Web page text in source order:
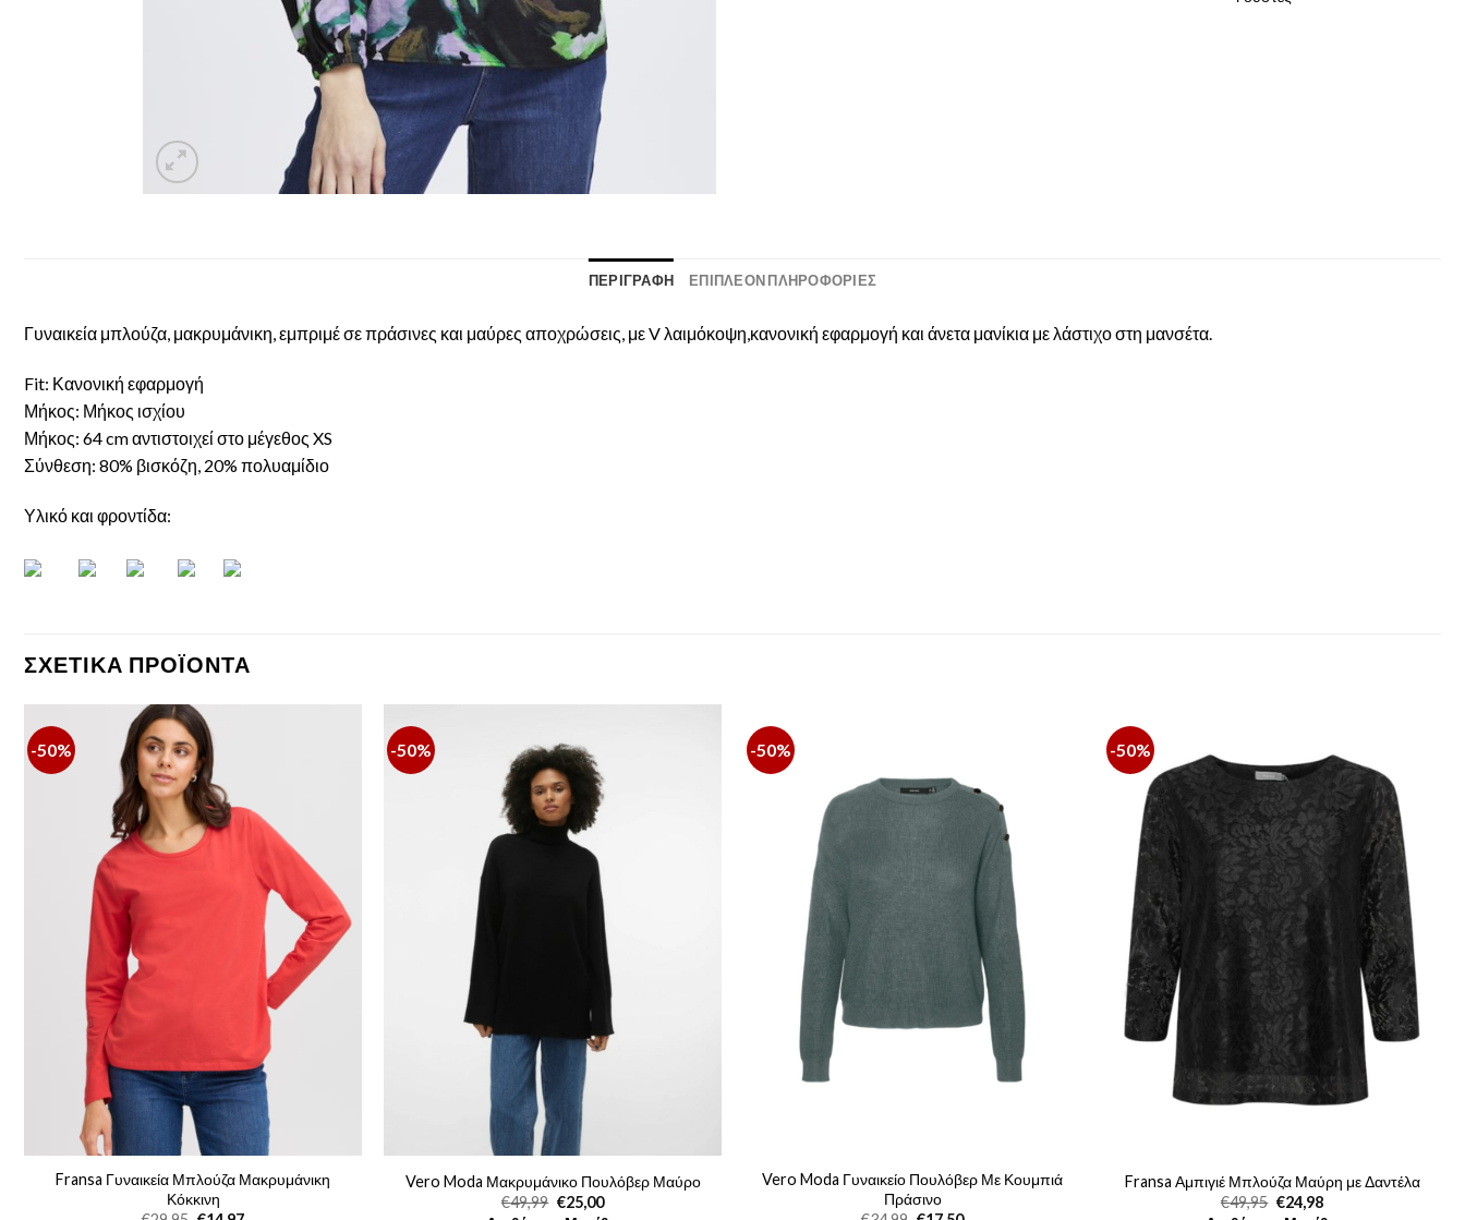
ΠΕΡΙΓΡΑΦΉ ΕΠΙΠΛΈΟΝ ΠΛΗΡΟΦΟΡΊΕΣ
Γυναικεία μπλούζα, μακρυμάνικη, εμπριμέ σε πράσινες και μαύρες αποχρώσεις, με V λαιμόκοψη,κανονική εφαρμογή και άνετα μανίκια με λάστιχο στη μανσέτα.
Fit: Κανονική εφαρμογή
Μήκος: Μήκος ισχίου
Μήκος: 64 cm αντιστοιχεί στο μέγεθος XS
Σύνθεση: 80% βισκόζη, 20% πολυαμίδιο
Υλικό και φροντίδα:
ΣΧΕΤΙΚΆ ΠΡΟΪΌΝΤΑ
-50%
Fransa Γυναικεία Μπλούζα Μακρυμάνικη
Κόκκινη
-50%
Vero Moda Μακρυμάνικο Πουλόβερ Μαύρο
€49,99 Original
price
€25,00Η
τρέχουσα
-50%
Vero Moda Γυναικείο Πουλόβερ Με Κουμπιά
Πράσινο
-50%
Fransa Αμπιγιέ Μπλούζα Μαύρη με Δαντέλα
€49,95 Original
price
€24,98Η
τρέχουσα